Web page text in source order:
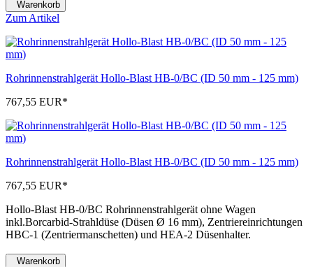
Warenkorb
Zum Artikel
Rohrinnenstrahlgerät Hollo-Blast HB-0/BC (ID 50 mm - 125 mm)
767,55 EUR*
Rohrinnenstrahlgerät Hollo-Blast HB-0/BC (ID 50 mm - 125 mm)
767,55 EUR*
Hollo-Blast HB-0/BC Rohrinnenstrahlgerät ohne Wagen
inkl.Borcarbid-Strahldüse (Düsen Ø 16 mm), Zentriereinrichtungen
HBC-1 (Zentriermanschetten) und HEA-2 Düsenhalter.
Warenkorb